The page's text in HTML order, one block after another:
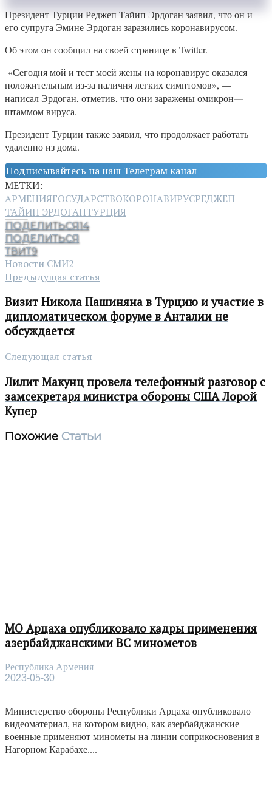
Президент Турции Реджеп Тайип Эрдоган заявил, что он и
его супруга Эмине Эрдоган заразились коронавирусом.
Об этом он сообщил на своей странице в Twitter.
«Сегодня мой и тест моей жены на коронавирус оказался
положительным из-за наличия легких симптомов», —
написал Эрдоган, отметив, что они заражены омикрон—
штаммом вируса.
Президент Турции также заявил, что продолжает работать
удаленно из дома.
Подписывайтесь на наш Телеграм канал
МЕТКИ:
АРМЕНИЯГОСУДАРСТВОКОРОНАВИРУСРЕДЖЕП
ТАЙИП ЭРДОГАНТУРЦИЯ
ПОДЕЛИТЬСЯ14
ПОДЕЛИТЬСЯ
ТВИТ9
Новости СМИ2
Предыдущая статья
Визит Никола Пашиняна в Турцию и участие в
дипломатическом форуме в Анталии не
обсуждается
Следующая статья
Лилит Макунц провела телефонный разговор с
замсекретаря министра обороны США Лорой
Купер
Похожие Статьи
МО Арцаха опубликовало кадры применения
азербайджанскими ВС минометов
Республика Армения
2023-05-30
Министерство обороны Республики Арцаха опубликовало
видеоматериал, на котором видно, как азербайджанские
военные применяют минометы на линии соприкосновения в
Нагорном Карабахе....